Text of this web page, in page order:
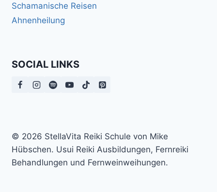
Schamanische Reisen
Ahnenheilung
SOCIAL LINKS
© 2026 StellaVita Reiki Schule von Mike
Hübschen. Usui Reiki Ausbildungen, Fernreiki
Behandlungen und Fernweinweihungen.